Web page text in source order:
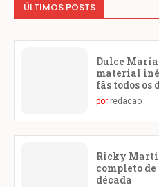
ÚLTIMOS POSTS
Dulce
material
fãs todos os
por redacao
Ricky
completo
década